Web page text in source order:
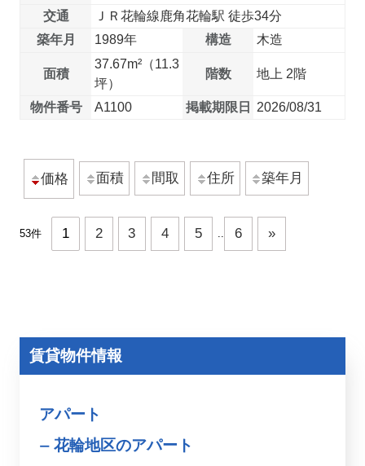
交通
ＪＲ花輪線鹿角花輪駅 徒歩34分
築年月
1989年 構造 木造
面積
37.67m²（11.3
坪）
階数 地上 2階
物件番号 A1100 掲載期限日 2026/08/31
価格 面積 間取 住所 築年月
53件 1 2 3 4 5 6 »
賃貸物件情報
アパート
花輪地区のアパート